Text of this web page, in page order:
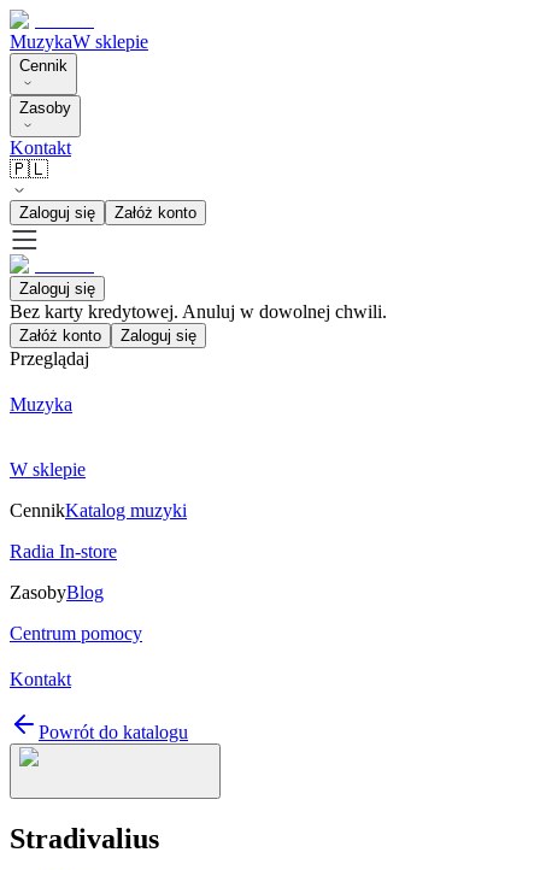
MuzykaW sklepie
Cennik
Zasoby
Kontakt
🇵🇱
Zaloguj się Załóż konto
Zaloguj się
Bez karty kredytowej. Anuluj w dowolnej chwili.
Załóż konto Zaloguj się
Przeglądaj
Muzyka
W sklepie
CennikKatalog muzyki
Radia In-store
ZasobyBlog
Centrum pomocy
Kontakt
Powrót do katalogu
Stradivalius